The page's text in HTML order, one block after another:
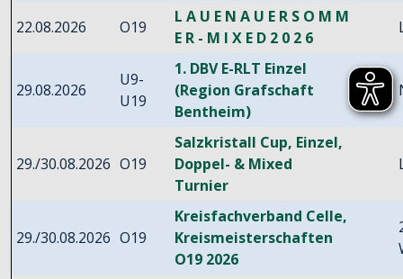
22.08.2026 O19
L A U E N A U E R S O M M
E R - M I X E D 2 0 2 6
29.08.2026
U9-
U19
1. DBV E-RLT Einzel
(Region Grafschaft
Bentheim)
29./30.08.2026 O19
Salzkristall Cup, Einzel,
Doppel- & Mixed
Turnier
29./30.08.2026 O19
Kreisfachverband Celle,
Kreismeisterschaften
O19 2026